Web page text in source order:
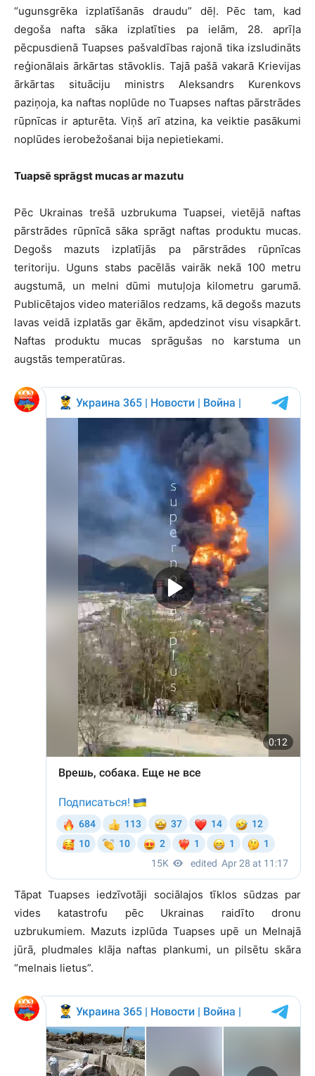
“ugunsgrēka izplatīšanās draudu” dēļ. Pēc tam, kad
degoša nafta sāka izplatīties pa ielām, 28. aprīļa
pēcpusdienā Tuapses pašvaldības rajonā tika izsludināts
reģionālais ārkārtas stāvoklis. Tajā pašā vakarā Krievijas
ārkārtas situāciju ministrs Aleksandrs Kurenkovs
paziņoja, ka naftas noplūde no Tuapses naftas pārstrādes
rūpnīcas ir apturēta. Viņš arī atzina, ka veiktie pasākumi
noplūdes ierobežošanai bija nepietiekami.
Tuapsē sprāgst mucas ar mazutu
Pēc Ukrainas trešā uzbrukuma Tuapsei, vietējā naftas
pārstrādes rūpnīcā sāka sprāgt naftas produktu mucas.
Degošs mazuts izplatījās pa pārstrādes rūpnīcas
teritoriju. Uguns stabs pacēlās vairāk nekā 100 metru
augstumā, un melni dūmi mutuļoja kilometru garumā.
Publicētajos video materiālos redzams, kā degošs mazuts
lavas veidā izplatās gar ēkām, apdedzinot visu visapkārt.
Naftas produktu mucas sprāgušas no karstuma un
augstās temperatūras.
Tāpat Tuapses iedzīvotāji sociālajos tīklos sūdzas par
vides katastrofu pēc Ukrainas raidīto dronu
uzbrukumiem. Mazuts izplūda Tuapses upē un Melnajā
jūrā, pludmales klāja naftas plankumi, un pilsētu skāra
“melnais lietus”.